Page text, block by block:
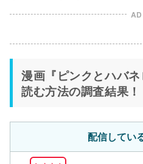
AD
漫画『ピンクとハバ
読む方法の調査結果！
配信してい